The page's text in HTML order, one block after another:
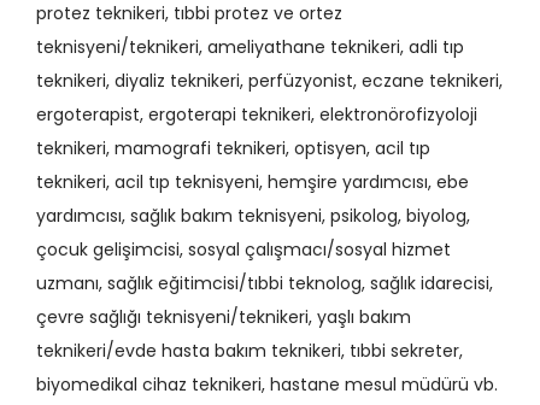
protez teknikeri, tıbbi protez ve ortez
teknisyeni/teknikeri, ameliyathane teknikeri, adli tıp
teknikeri, diyaliz teknikeri, perfüzyonist, eczane teknikeri,
ergoterapist, ergoterapi teknikeri, elektronörofizyoloji
teknikeri, mamografi teknikeri, optisyen, acil tıp
teknikeri, acil tıp teknisyeni, hemşire yardımcısı, ebe
yardımcısı, sağlık bakım teknisyeni, psikolog, biyolog,
çocuk gelişimcisi, sosyal çalışmacı/sosyal hizmet
uzmanı, sağlık eğitimcisi/tıbbi teknolog, sağlık idarecisi,
çevre sağlığı teknisyeni/teknikeri, yaşlı bakım
teknikeri/evde hasta bakım teknikeri, tıbbi sekreter,
biyomedikal cihaz teknikeri, hastane mesul müdürü vb.